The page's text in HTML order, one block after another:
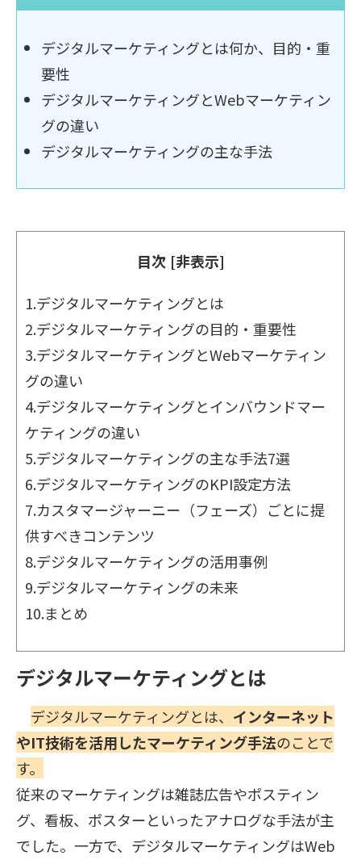
デジタルマーケティングとは何か、目的・重
要性
デジタルマーケティングとWebマーケティン
グの違い
デジタルマーケティングの主な手法
目次 [非表示]
1.デジタルマーケティングとは
2.デジタルマーケティングの目的・重要性
3.デジタルマーケティングとWebマーケティン
グの違い
4.デジタルマーケティングとインバウンドマー
ケティングの違い
5.デジタルマーケティングの主な手法7選
6.デジタルマーケティングのKPI設定方法
7.カスタマージャーニー（フェーズ）ごとに提
供すべきコンテンツ
8.デジタルマーケティングの活用事例
9.デジタルマーケティングの未来
10.まとめ
デジタルマーケティングとは
デジタルマーケティングとは、 インターネット
やIT技術を活用したマーケティング手法のことで
す。
従来のマーケティングは雑誌広告やポスティン
グ、看板、ポスターといったアナログな手法が主
でした。一方で、デジタルマーケティングはWeb